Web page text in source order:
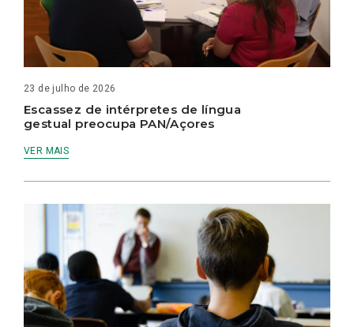
23 de julho de 2026
Escassez de intérpretes de língua
gestual preocupa PAN/Açores
VER MAIS